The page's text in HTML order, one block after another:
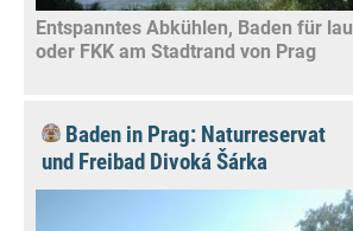
Entspanntes Abkühlen, Baden für lau
oder FKK am Stadtrand von Prag
Baden in Prag: Naturreservat
und Freibad Divoká Šárka